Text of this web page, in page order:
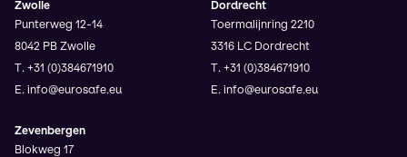
Zwolle
Punterweg 12-14
8042 PB Zwolle
T. +31 (0)384671910
E. info@eurosafe.eu
Zevenbergen
Blokweg 17
Dordrecht
Toermalijnring 2210
3316 LC Dordrecht
T. +31 (0)384671910
E. info@eurosafe.eu